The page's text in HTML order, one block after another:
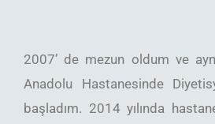
2007’ de mezun oldum ve
Anadolu Hastanesinde
başladım. 2014 yılında